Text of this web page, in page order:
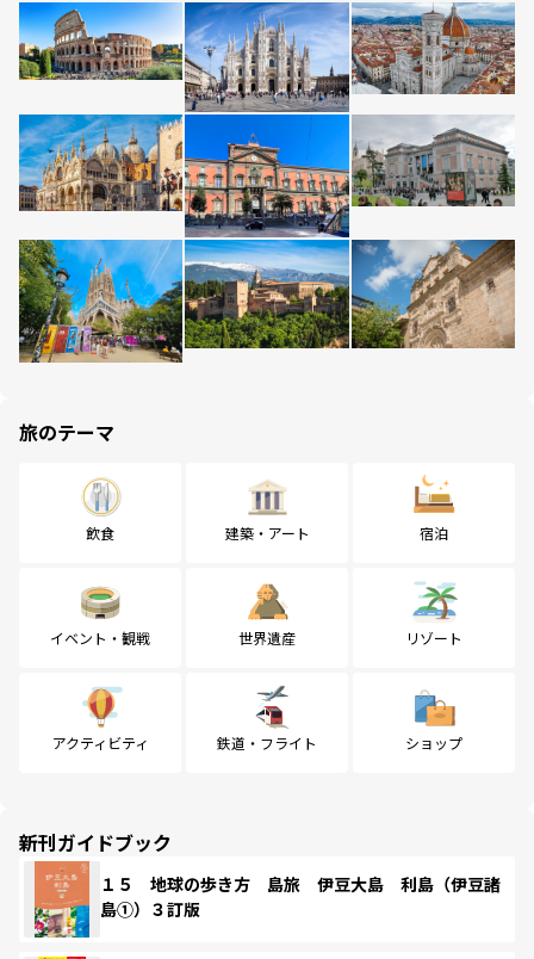
旅のテーマ
飲食 建築・アート 宿泊
イベント・観戦 世界遺産 リゾート
アクティビティ 鉄道・フライト ショップ
新刊ガイドブック
１５ 地球の歩き方 島旅 伊豆大島 利島（伊豆諸
島①）３訂版